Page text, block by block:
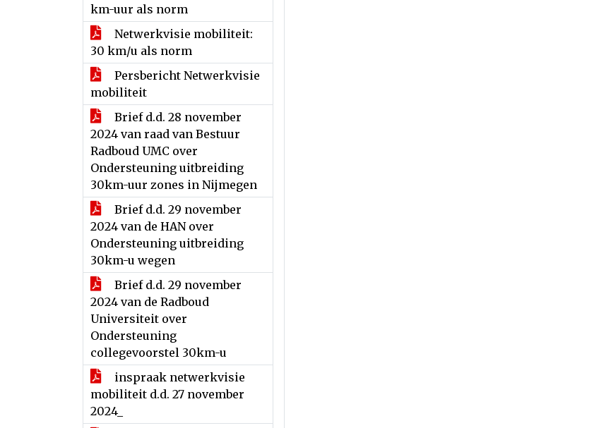
km-uur als norm
Netwerkvisie mobiliteit:
30 km/u als norm
Persbericht Netwerkvisie
mobiliteit
Brief d.d. 28 november
2024 van raad van Bestuur
Radboud UMC over
Ondersteuning uitbreiding
30km-uur zones in Nijmegen
Brief d.d. 29 november
2024 van de HAN over
Ondersteuning uitbreiding
30km-u wegen
Brief d.d. 29 november
2024 van de Radboud
Universiteit over
Ondersteuning
collegevoorstel 30km-u
inspraak netwerkvisie
mobiliteit d.d. 27 november
2024_